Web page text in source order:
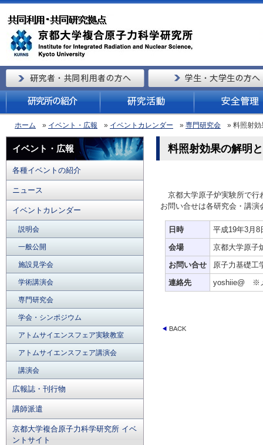
ホーム » イベント・広報 » イベントカレンダー » 専門研究会 » 料照射
イベント・広報
各種イベントの紹介
ニュース
イベントカレンダー
説明会
一般公開
施設見学会
学術講演会
専門研究会
学会・シンポジウム
アトムサイエンスフェア実験教室
アトムサイエンスフェア講演会
講演会
広報誌・刊行物
講師派遣
京都大学複合原子力科学研究所 イベ
ントサイト
料照射効果の解明
京都大学原子炉実験所で行
お問い合せは各研究会・講演
日時
平成19年3月8
会場
京都大学原子
お問い合せ
原子力基礎
連絡先
yoshiie@ ※メ